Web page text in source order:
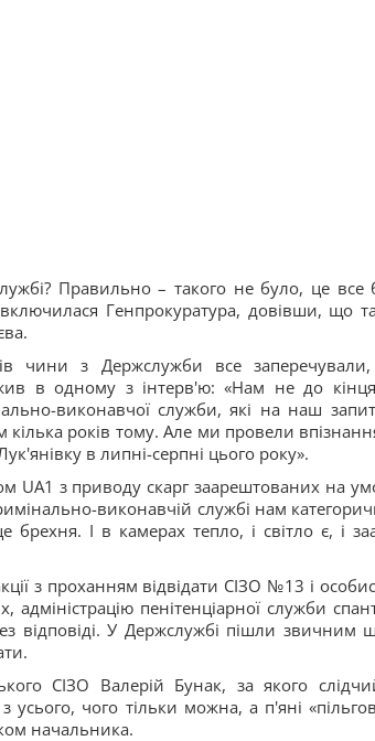
Правильно – такого не було, це все
включилася Генпрокуратура, довівши, що
чини з Держслужби все
в одному з інтерв'ю: «Нам не до
виконавчої служби, які на наш
кілька років тому. Але ми провели
в липні-серпні цього року».
UA1 з приводу скарг заарештованих на
виконавчій службі нам
брехня. І в камерах тепло, і світло є, і
з проханням відвідати СІЗО №13 і
пенітенціарної служби
відповіді. У Держслужбі пішли звичним
СІЗО Валерій Бунак, за якого
усього, чого тільки можна, а п'яні
начальника.